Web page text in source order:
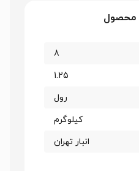
محصول
8
1.25
رول
کیلوگرم
انبار تهران